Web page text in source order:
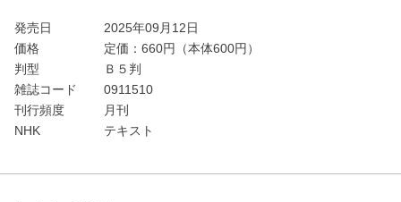
発売日
2025年09月12日
価格
定価： 660円（本体600円）
判型
Ｂ５判
雑誌コード
0911510
刊行頻度
月刊
NHK
テキスト